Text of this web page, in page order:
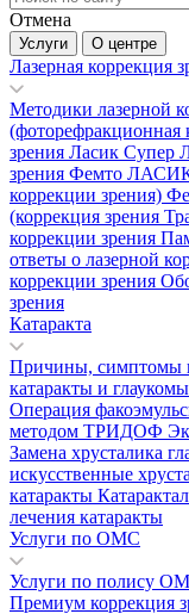
Отмена
Услуги О центре
Лазерная коррекция
Методики лазерной
(фоторефракционная
зрения Ласик Супер
зрения Фемто ЛАСИК
коррекции зрения)
(коррекция зрения
коррекции зрения
ответы о лазерной
коррекции зрения
зрения
Катаракта
Причины, симптомы
катаракты и глаукомы
Операция
методом ТРИДОФ
Замена хрусталика
искусственные
катаракты
лечения катаракты
Услуги по ОМС
Услуги по полису
Премиум коррекция